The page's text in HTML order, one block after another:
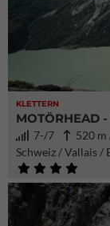
KLETTERN
MOTÖRHEAD
7-/7
520 m
Schweiz / Vallais /